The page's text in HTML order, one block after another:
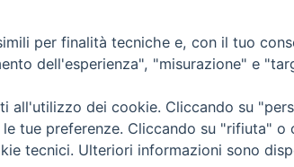
Corato, Margherita di Savoia,
Sede arcivescovile suffraganea di Bari-Bitonto
Regione ecclesiastica Puglia
per finalità tecniche e, con il tuo
dell'esperienza", "misurazione" e
all'utilizzo dei cookie. Cliccando su
tue preferenze. Cliccando su "rifiuta"
tecnici. Ulteriori informazioni sono